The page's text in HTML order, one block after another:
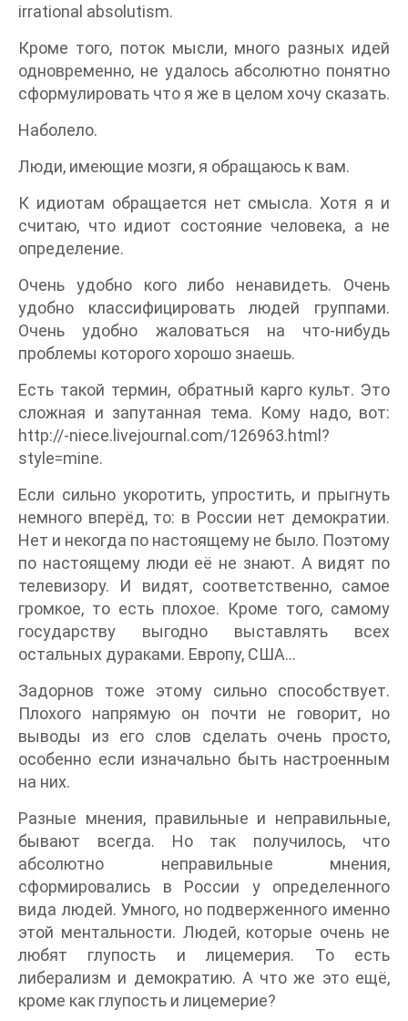
irrational absolutism.
Кроме того, поток мысли, много разных идей
одновременно, не удалось абсолютно понятно
сформулировать что я же в целом хочу сказать.
Наболело.
Люди, имеющие мозги, я обращаюсь к вам.
К идиотам обращается нет смысла. Хотя я и
считаю, что идиот состояние человека, а не
определение.
Очень удобно кого либо ненавидеть. Очень
удобно классифицировать людей группами.
Очень удобно жаловаться на что-нибудь
проблемы которого хорошо знаешь.
Есть такой термин, обратный карго культ. Это
сложная и запутанная тема. Кому надо, вот:
http://-niece.livejournal.com/126963.html?
style=mine.
Если сильно укоротить, упростить, и прыгнуть
немного вперёд, то: в России нет демократии.
Нет и некогда по настоящему не было. Поэтому
по настоящему люди её не знают. А видят по
телевизору. И видят, соответственно, самое
громкое, то есть плохое. Кроме того, самому
государству выгодно выставлять всех
остальных дураками. Европу, США...
Задорнов тоже этому сильно способствует.
Плохого напрямую он почти не говорит, но
выводы из его слов сделать очень просто,
особенно если изначально быть настроенным
на них.
Разные мнения, правильные и неправильные,
бывают всегда. Но так получилось, что
абсолютно неправильные мнения,
сформировались в России у определенного
вида людей. Умного, но подверженного именно
этой ментальности. Людей, которые очень не
любят глупость и лицемерия. То есть
либерализм и демократию. А что же это ещё,
кроме как глупость и лицемерие?